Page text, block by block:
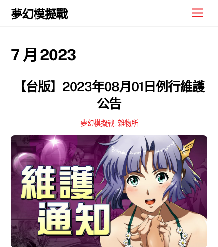
Skip
夢幻模擬戰
7 月 2023
【台版】2023年08月01日例行維護
公告
夢幻模擬戰, 雜物所